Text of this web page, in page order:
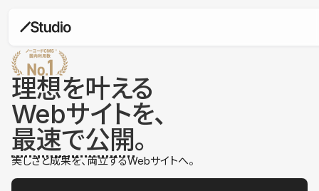
理想を叶える
Webサイトを、
最速で公開。
美しさと成果を、両立するWebサイトへ。